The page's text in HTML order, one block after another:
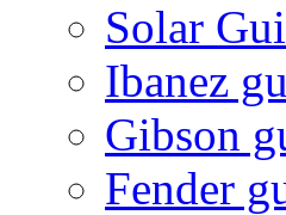
Solar
Ibanez
Gibson
Fender